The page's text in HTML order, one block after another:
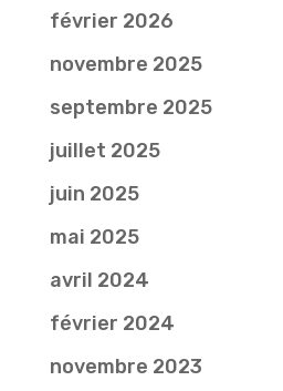
février 2026
novembre 2025
septembre 2025
juillet 2025
juin 2025
mai 2025
avril 2024
février 2024
novembre 2023